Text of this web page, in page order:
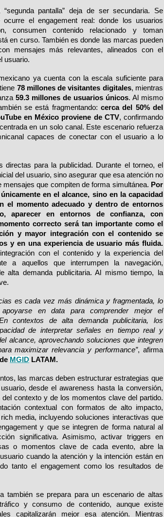
pantalla” deja de ser secundaria. Se
el engagement real: donde los usuarios
consumen contenido relacionado y toman
en curso. También es donde las marcas pueden
mensajes más relevantes, alineados con el
usuario.
ya cuenta con la escala suficiente para
78 millones de visitantes digitales, mientras
59.3 millones de usuarios únicos. Al mismo
se está fragmentando: cerca del 50% del
en México proviene de CTV, confirmando
en un solo canal. Este escenario refuerza
capaces de conectar con el usuario a lo
directas para la publicidad. Durante el torneo, el
del usuario, sino asegurar que esa atención no
mensajes que compiten de forma simultánea. Por
en el alcance, sino en la capacidad
el momento adecuado y dentro de entornos
aparecer en entornos de confianza, con
correcto será tan importante como el
y mayor integración con el contenido se
y en una experiencia de usuario más fluida.
con el contenido y la experiencia del
a aquellos que interrumpen la navegación,
alta demanda publicitaria. Al mismo tiempo, la
es cada vez más dinámica y fragmentada, lo
en data para comprender mejor el
contextos de alta demanda publicitaria, los
de interpretar señales en tiempo real y
alcance, aprovechando soluciones que integren
maximizar relevancia y performance”
MGID LATAM.
las marcas deben estructurar estrategias que
desde el awareness hasta la conversión,
contexto y de los momentos clave del partido.
contextual con formatos de alto impacto,
media, incluyendo soluciones interactivas que
y que se integren de forma natural al
significativa. Asimismo, activar triggers en
o momentos clave de cada evento, abre la
cuando la atención y la intención están en
tanto el engagement como los resultados de
también se prepara para un escenario de altas
y consumo de contenido, aunque existe
capitalizarán mejor esa atención. Mientras